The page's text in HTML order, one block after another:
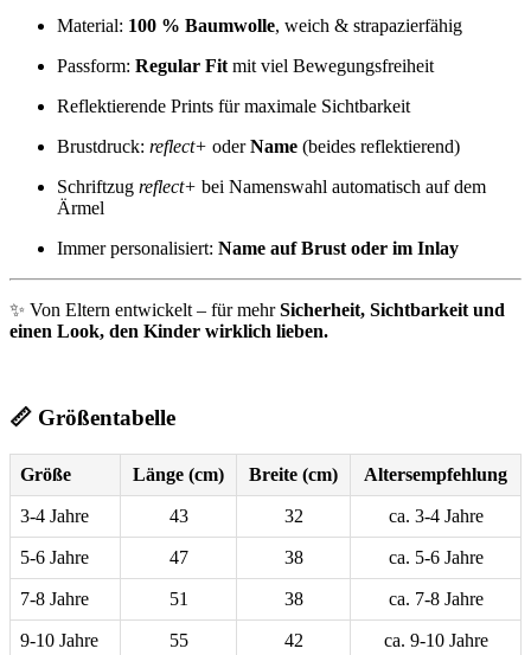
Material: 100 % Baumwolle, weich & strapazierfähig
Passform: Regular Fit mit viel Bewegungsfreiheit
Reflektierende Prints für maximale Sichtbarkeit
Brustdruck: reflect+ oderName (beides reflektierend)
Schriftzug reflect+ bei Namenswahl automatisch auf dem
Ärmel
Immer personalisiert: Name auf Brust oder im Inlay
✨ Von Eltern entwickelt – für mehrSicherheit, Sichtbarkeit und
einen Look, den Kinder wirklich lieben.
📏 Größentabelle
Größe Länge (cm) Breite (cm) Altersempfehlung
3-4 Jahre 43 32 ca. 3-4 Jahre
5-6 Jahre 47 38 ca. 5-6 Jahre
7-8 Jahre 51 38 ca. 7-8 Jahre
9-10 Jahre 55 42 ca. 9-10 Jahre